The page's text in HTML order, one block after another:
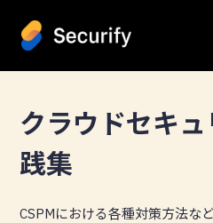
クラウドセキ
践集
CSPMにおける各種対策方法な